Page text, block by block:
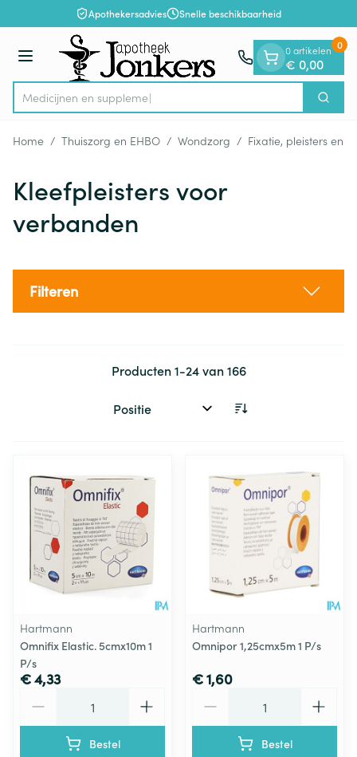
Ga naar de inhoudApothekersadvies Snelle beschikbaarheid
Menu
Product, merk, categorie...
M Zoek
0 artikelen
€ 0,00
0
Home / Thuiszorg en EHBO / Wondzorg / Fixatie, pleisters en
Kleefpleisters voor
verbanden
Filteren
Producten1-24van166
Sorteer op:
Hartmann
Omnifix Elastic. 5cmx10m 1
P/s
€ 4,33
Bestel
Hartmann
Omnipor 1,25cmx5m 1 P/s
€ 1,60
Bestel